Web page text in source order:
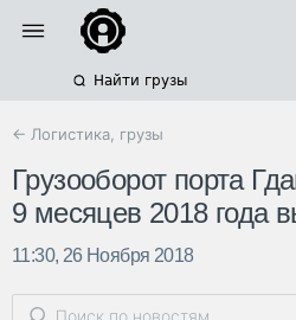
Найти грузы
← Логистика, грузы
Грузооборот порта
9 месяцев 2018 года
11:30, 26 Ноября 2018